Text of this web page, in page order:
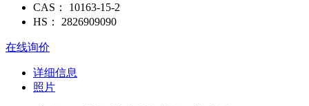
CAS：
10163-15-2
HS：
2826909090
在线询价
详细信息
照片